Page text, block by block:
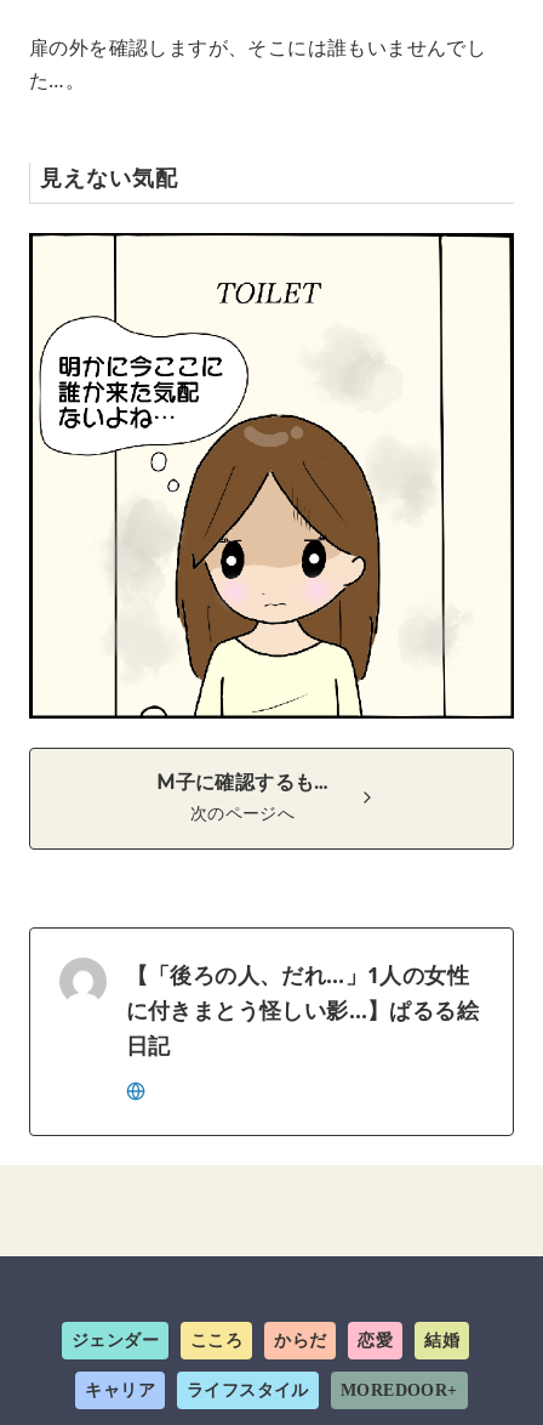
扉の外を確認しますが、そこには誰もいませんでし
た…。
見えない気配
M子に確認するも…
次のページへ
【「後ろの人、だれ…」1人の女性
に付きまとう怪しい影…】ぱるる絵
日記
ジェンダー こころ からだ 恋愛 結婚
キャリア ライフスタイル MOREDOOR+